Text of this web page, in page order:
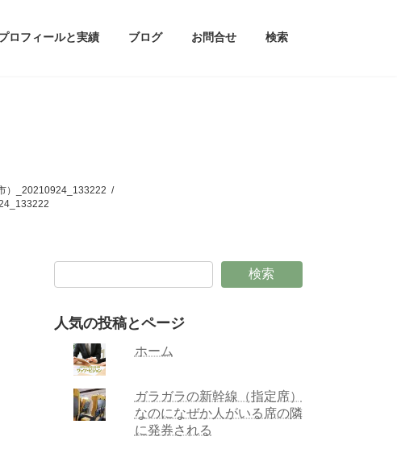
ロフィールと実績 ブログ お問合せ 検索
）_20210924_133222
検索
人気の投稿とページ
ホーム
ガラガラの新幹線（指定席）
なのになぜか人がいる席の隣
に発券される